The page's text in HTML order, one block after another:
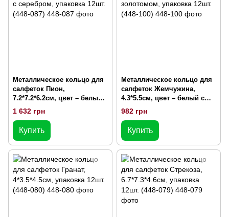
Металлическое кольцо для
салфеток Пион,
7.2*7.2*6.2см, цвет – белый с
серебром, упаковка 12шт.
(448-087)
1 632 грн
Купить
Металлическое кольцо для
салфеток Жемчужина,
4.3*5.5см, цвет – белый с
золотомом, упаковка 12шт.
(448-100)
982 грн
Купить